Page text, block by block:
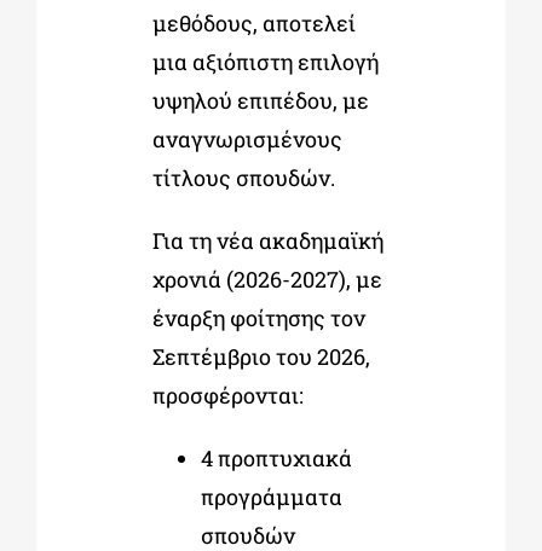
μεθόδους, αποτελεί
μια αξιόπιστη επιλογή
υψηλού επιπέδου, με
αναγνωρισμένους
τίτλους σπουδών.
Για τη νέα ακαδημαϊκή
χρονιά (2026-2027), με
έναρξη φοίτησης τον
Σεπτέμβριο του 2026,
προσφέρονται:
4 προπτυχιακά
προγράμματα
σπουδών